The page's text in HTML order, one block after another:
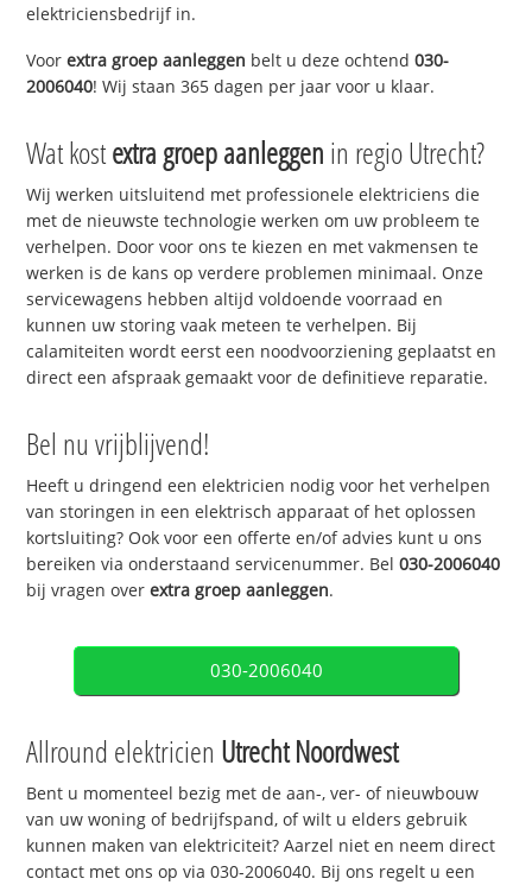
elektriciensbedrijf in.
Voorextra groep aanleggen belt u deze ochtend030-
2006040! Wij staan 365 dagen per jaar voor u klaar.
Wat kostextra groep aanleggen in regio Utrecht?
Wij werken uitsluitend met professionele elektriciens die
met de nieuwste technologie werken om uw probleem te
verhelpen. Door voor ons te kiezen en met vakmensen te
werken is de kans op verdere problemen minimaal. Onze
servicewagens hebben altijd voldoende voorraad en
kunnen uw storing vaak meteen te verhelpen. Bij
calamiteiten wordt eerst een noodvoorziening geplaatst en
direct een afspraak gemaakt voor de definitieve reparatie.
Bel nu vrijblijvend!
Heeft u dringend een elektricien nodig voor het verhelpen
van storingen in een elektrisch apparaat of het oplossen
kortsluiting? Ook voor een offerte en/of advies kunt u ons
bereiken via onderstaand servicenummer. Bel030-2006040
bij vragen overextra groep aanleggen.
030-2006040
Allround elektricien Utrecht Noordwest
Bent u momenteel bezig met de aan-, ver- of nieuwbouw
van uw woning of bedrijfspand, of wilt u elders gebruik
kunnen maken van elektriciteit? Aarzel niet en neem direct
contact met ons op via 030-2006040. Bij ons regelt u een